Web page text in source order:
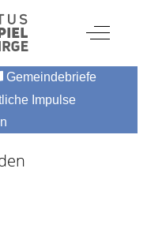
Off-
Gemeindebriefe
Impulse